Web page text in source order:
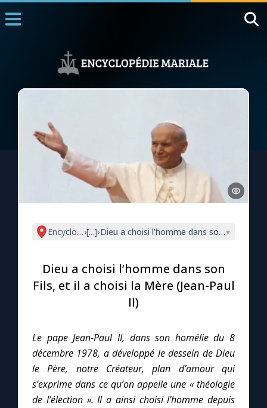
1000 Raisons de Croire
L'actualité de la semaine
La newsletter
La vidéo de la semaine
Le site internet
Questions-réponses
Encyclopédie mariale
›[...]›Dieu a choisi l’homme dans son Fils, et il
▾
Dieu a choisi l’homme dans son
Fils, et il a choisi la Mère (Jean-Paul
II)
Le pape Jean-Paul II, dans son homélie du 8
décembre 1978, a développé le dessein de Dieu
le Père, notre Créateur, plan d’amour qui
s’exprime dans ce qu’on appelle une « théologie
de l’élection ». Il a ainsi choisi l’homme depuis